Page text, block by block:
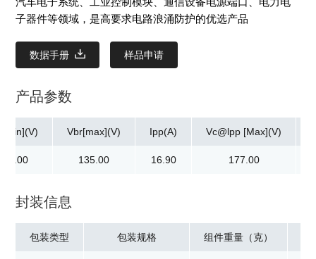
子器件等领域，是高要求电路浪涌防护的优选产品
数据手册 样品申请
产品参数
Vbr[max](V)
135.00
Ipp(A)
16.90
Vc@lpp [Max](V)
177.00
封装信息
包装类型 包装规格 组件重量（克）